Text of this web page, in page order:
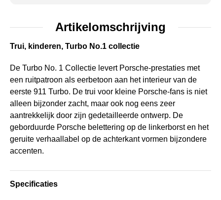
Artikelomschrijving
Trui, kinderen, Turbo No.1 collectie
De Turbo No. 1 Collectie levert Porsche-prestaties met
een ruitpatroon als eerbetoon aan het interieur van de
eerste 911 Turbo. De trui voor kleine Porsche-fans is niet
alleen bijzonder zacht, maar ook nog eens zeer
aantrekkelijk door zijn gedetailleerde ontwerp. De
geborduurde Porsche belettering op de linkerborst en het
geruite verhaallabel op de achterkant vormen bijzondere
accenten.
Specificaties